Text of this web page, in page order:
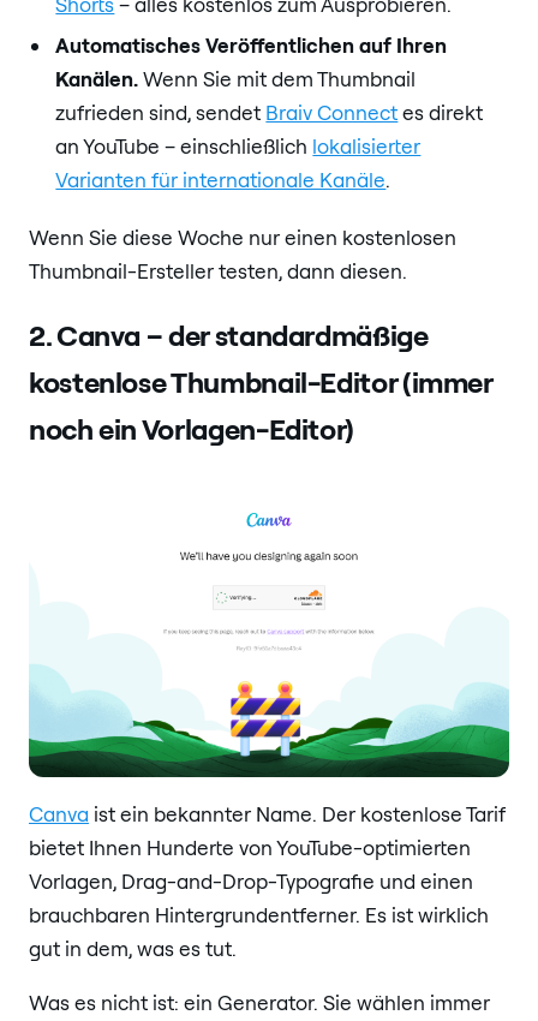
Automatisches Veröffentlichen auf Ihren
Kanälen.Wenn Sie mit dem Thumbnail
zufrieden sind, sendet Braiv Connectes direkt
an YouTube – einschließlich lokalisierter
Varianten für internationale Kanäle.
Wenn Sie diese Woche nur einen kostenlosen
Thumbnail-Ersteller testen, dann diesen.
2. Canva – der standardmäßige
kostenlose Thumbnail-Editor (immer
noch ein Vorlagen-Editor)
Canva ist ein bekannter Name. Der kostenlose Tarif
bietet Ihnen Hunderte von YouTube-optimierten
Vorlagen, Drag-and-Drop-Typografie und einen
brauchbaren Hintergrundentferner. Es ist wirklich
gut in dem, was es tut.
Was es nicht ist: ein Generator. Sie wählen immer